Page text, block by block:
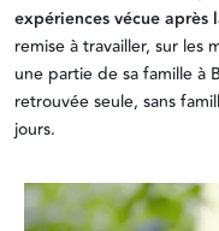
expériences vécue après
remise à travailler, sur les
une partie de sa famille à
retrouvée seule, sans
jours.